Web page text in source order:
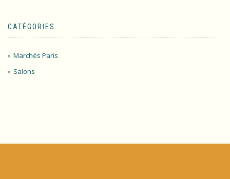
CATÉGORIES
Marchés Paris
Salons